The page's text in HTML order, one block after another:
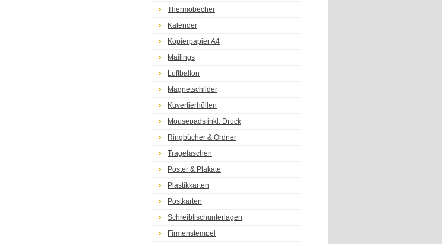
Thermobecher
Kalender
Kopierpapier A4
Mailings
Luftballon
Magnetschilder
Kuvertierhüllen
Mousepads inkl. Druck
Ringbücher & Ordner
Tragetaschen
Poster & Plakate
Plastikkarten
Postkarten
Schreibtischunterlagen
Firmenstempel